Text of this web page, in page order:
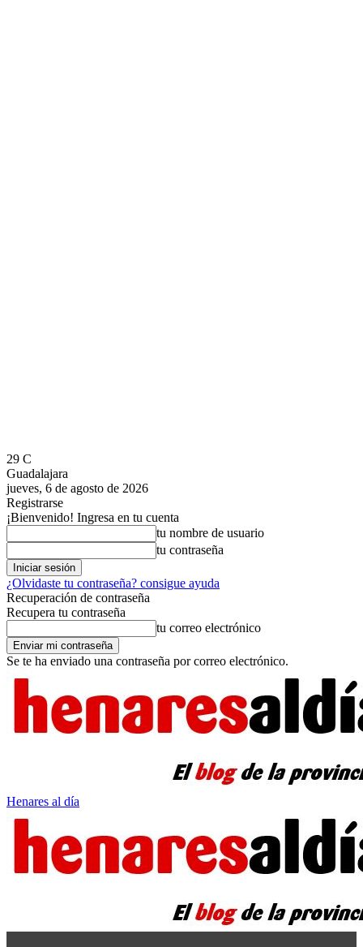
29 C
Guadalajara
jueves, 6 de agosto de 2026
Registrarse
¡Bienvenido! Ingresa en tu cuenta
tu nombre de usuario
tu contraseña
¿Olvidaste tu contraseña? consigue ayuda
Recuperación de contraseña
Recupera tu contraseña
tu correo electrónico
Se te ha enviado una contraseña por correo electrónico.
Henares al día